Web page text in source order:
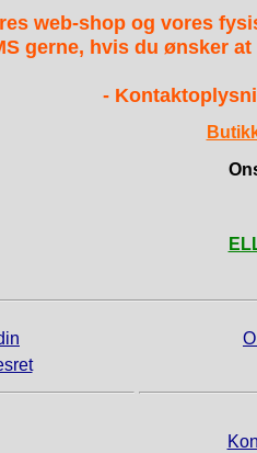
web-shop og vores
gerne, hvis du ønsker
-